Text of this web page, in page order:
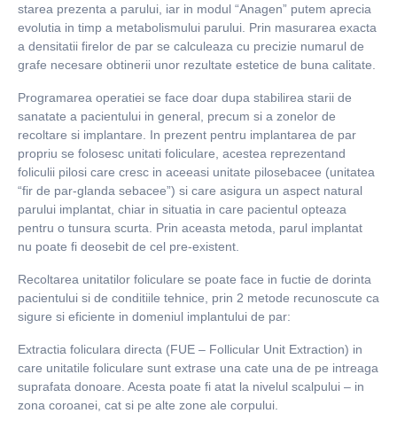
starea prezenta a parului, iar in modul “Anagen” putem aprecia
evolutia in timp a metabolismului parului. Prin masurarea exacta
a densitatii firelor de par se calculeaza cu precizie numarul de
grafe necesare obtinerii unor rezultate estetice de buna calitate.
Programarea operatiei se face doar dupa stabilirea starii de
sanatate a pacientului in general, precum si a zonelor de
recoltare si implantare. In prezent pentru implantarea de par
propriu se folosesc unitati foliculare, acestea reprezentand
foliculii pilosi care cresc in aceeasi unitate pilosebacee (unitatea
“fir de par-glanda sebacee”) si care asigura un aspect natural
parului implantat, chiar in situatia in care pacientul opteaza
pentru o tunsura scurta. Prin aceasta metoda, parul implantat
nu poate fi deosebit de cel pre-existent.
Recoltarea unitatilor foliculare se poate face in fuctie de dorinta
pacientului si de conditiile tehnice, prin 2 metode recunoscute ca
sigure si eficiente in domeniul implantului de par:
Extractia foliculara directa (FUE – Follicular Unit Extraction) in
care unitatile foliculare sunt extrase una cate una de pe intreaga
suprafata donoare. Acesta poate fi atat la nivelul scalpului – in
zona coroanei, cat si pe alte zone ale corpului.